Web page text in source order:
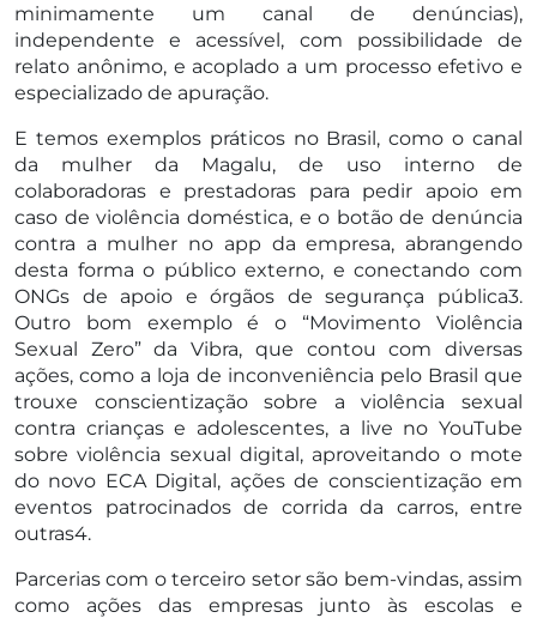
minimamente um canal de denúncias),
independente e acessível, com possibilidade de
relato anônimo, e acoplado a um processo efetivo e
especializado de apuração.
E temos exemplos práticos no Brasil, como o canal
da mulher da Magalu, de uso interno de
colaboradoras e prestadoras para pedir apoio em
caso de violência doméstica, e o botão de denúncia
contra a mulher no app da empresa, abrangendo
desta forma o público externo, e conectando com
ONGs de apoio e órgãos de segurança pública3.
Outro bom exemplo é o “Movimento Violência
Sexual Zero” da Vibra, que contou com diversas
ações, como a loja de inconveniência pelo Brasil que
trouxe conscientização sobre a violência sexual
contra crianças e adolescentes, a live no YouTube
sobre violência sexual digital, aproveitando o mote
do novo ECA Digital, ações de conscientização em
eventos patrocinados de corrida da carros, entre
outras4.
Parcerias com o terceiro setor são bem-vindas, assim
como ações das empresas junto às escolas e